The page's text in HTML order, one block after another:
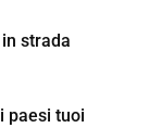
strada
paesi tuoi